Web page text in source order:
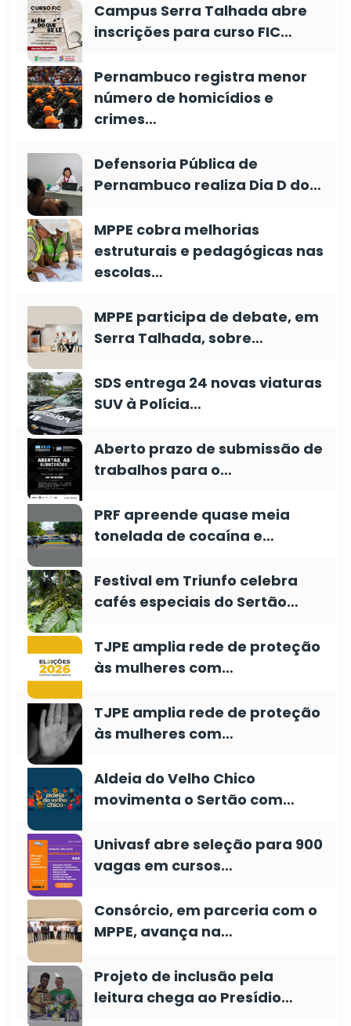
Campus Serra Talhada abre
inscrições para curso FIC…
Pernambuco registra menor
número de homicídios e
crimes…
Defensoria Pública de
Pernambuco realiza Dia D do…
MPPE cobra melhorias
estruturais e pedagógicas nas
escolas…
MPPE participa de debate, em
Serra Talhada, sobre…
SDS entrega 24 novas viaturas
SUV à Polícia…
Aberto prazo de submissão de
trabalhos para o…
PRF apreende quase meia
tonelada de cocaína e…
Festival em Triunfo celebra
cafés especiais do Sertão…
TJPE amplia rede de proteção
às mulheres com…
TJPE amplia rede de proteção
às mulheres com…
Aldeia do Velho Chico
movimenta o Sertão com…
Univasf abre seleção para 900
vagas em cursos…
Consórcio, em parceria com o
MPPE, avança na…
Projeto de inclusão pela
leitura chega ao Presídio…